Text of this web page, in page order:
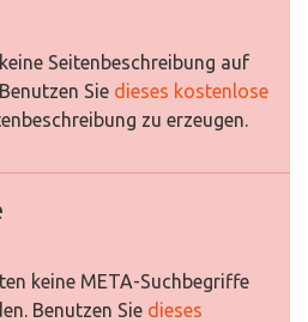
Seitenbeschreibung auf
Sie dieses kostenlose
zu erzeugen.
keine META-Suchbegriffe
Benutzen Sie dieses